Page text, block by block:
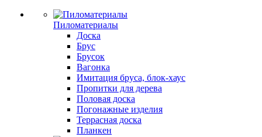
Пиломатериалы
Доска
Брус
Брусок
Вагонка
Имитация бруса, блок-хаус
Пропитки для дерева
Половая доска
Погонажные изделия
Террасная доска
Планкен